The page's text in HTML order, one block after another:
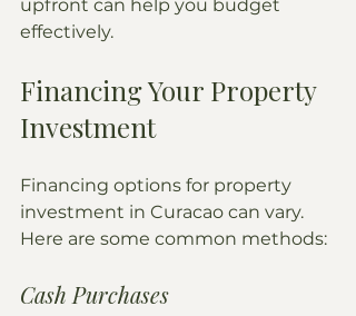
upfront can help you budget
effectively.
Financing Your Property
Investment
Financing options for property
investment in Curacao can vary.
Here are some common methods:
Cash Purchases